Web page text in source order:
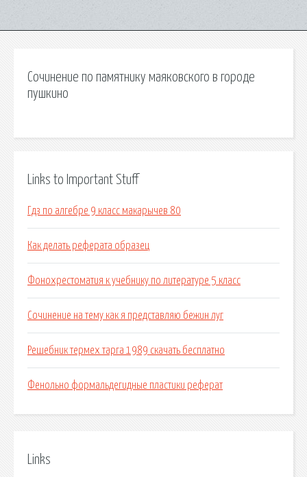
Сочинение по памятнику маяковского в городе
пушкино
Links to Important Stuff
Гдз по алгебре 9 класс макарычев 80
Как делать реферата образец
Фонохрестоматия к учебнику по литературе 5 класс
Сочинение на тему как я представляю бежин луг
Решебник термех тарга 1989 скачать бесплатно
Фенольно формальдегидные пластики реферат
Links